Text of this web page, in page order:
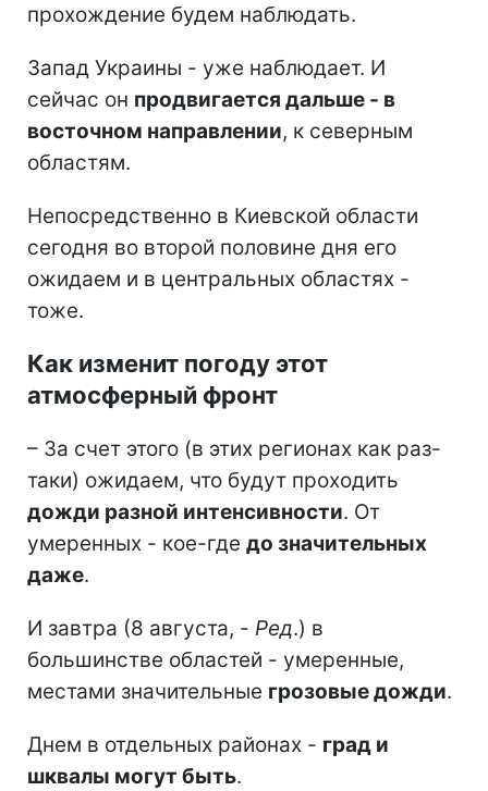
прохождение будем наблюдать.
Запад Украины - уже наблюдает. И
сейчас он продвигается дальше - в
восточном направлении, к северным
областям.
Непосредственно в Киевской области
сегодня во второй половине дня его
ожидаем и в центральных областях -
тоже.
Как изменит погоду этот
атмосферный фронт
– За счет этого (в этих регионах как раз-
таки) ожидаем, что будут проходить
дожди разной интенсивности. От
умеренных - кое-где до значительных
даже.
И завтра (8 августа, - Ред.) в
большинстве областей - умеренные,
местами значительные грозовые дожди.
Днем в отдельных районах - град и
шквалы могут быть.